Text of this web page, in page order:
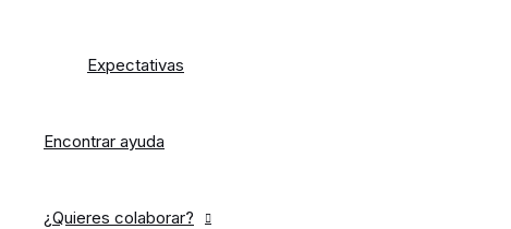
Expectativas
Encontrar ayuda
¿Quieres colaborar?